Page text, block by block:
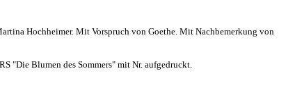
Hochheimer. Mit Vorspruch von Goethe. Mit Nachbemerkung von
"Die Blumen des Sommers" mit Nr. aufgedruckt.